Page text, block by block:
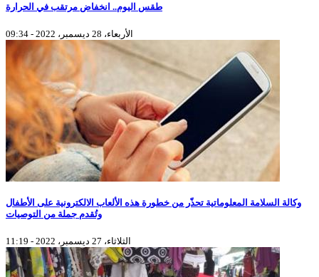
طقس اليوم.. انخفاض مرتقب في الحرارة
الأربعاء، 28 ديسمبر، 2022 - 09:34
وكالة السلامة المعلوماتية تحذّر من خطورة هذه الألعاب الالكترونية على الأطفال
وتُقدم جملة من التوصيات
الثلاثاء، 27 ديسمبر، 2022 - 11:19